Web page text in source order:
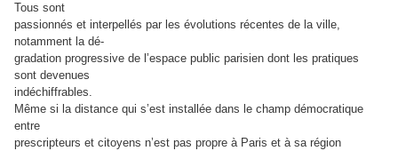
Tous sont
passionnés et interpellés par les évolutions récentes de la ville,
notamment la dé-
gradation progressive de l’espace public parisien dont les pratiques
sont devenues
indéchiffrables.
Même si la distance qui s’est installée dans le champ démocratique
entre
prescripteurs et citoyens n’est pas propre à Paris et à sa région